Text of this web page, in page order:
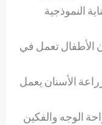
النموذجية
الأطفال تعمل في
الأسنان يعمل
الوجه والفكين